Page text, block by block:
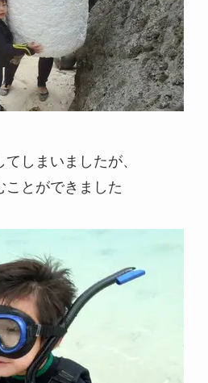
しまいましたが、
ことができました